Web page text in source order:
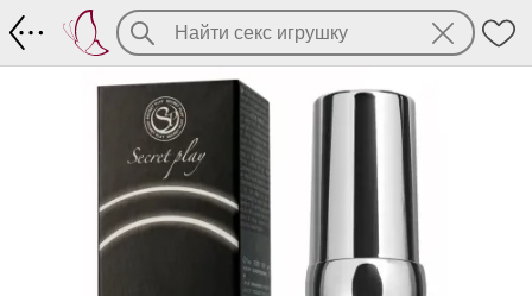
Пролонгатор-гель Endless Pleasure от